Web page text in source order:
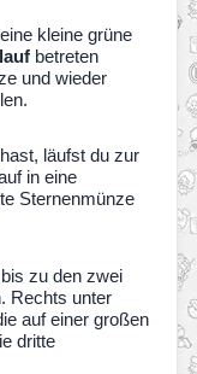
kleine grüne
betreten
und wieder
läufst du zur
in eine
Sternenmünze
zu den zwei
Rechts unter
auf einer großen
dritte